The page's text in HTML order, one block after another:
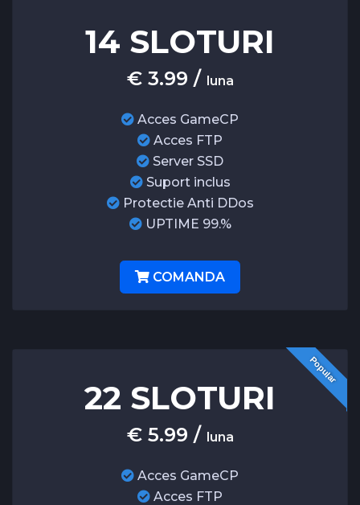
14 SLOTURI
€ 3.99 / luna
Acces GameCP
Acces FTP
Server SSD
Suport inclus
Protectie Anti DDos
UPTIME 99.%
COMANDA
Popular
22 SLOTURI
€ 5.99 / luna
Acces GameCP
Acces FTP